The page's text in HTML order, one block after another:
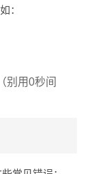
：
别用0秒间